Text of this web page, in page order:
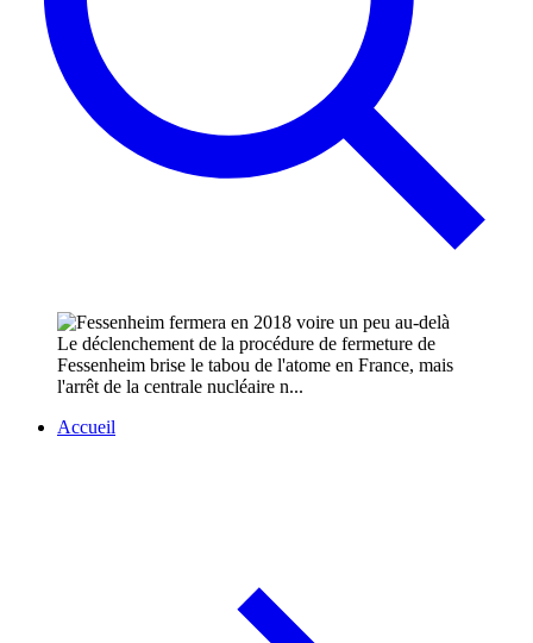
Le déclenchement de la procédure de fermeture de
Fessenheim brise le tabou de l'atome en France, mais
l'arrêt de la centrale nucléaire n...
Accueil